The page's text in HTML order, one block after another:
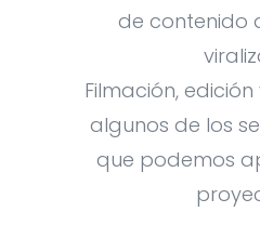
de contenido
Filmación,
algunos de los
que podemos